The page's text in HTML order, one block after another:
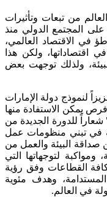
من تبعات وتأثيرات
على المجتمع الدولي منذ
في الاقتصاد العالمي،
اقتصاداتها، ولكن هذا
ولذلك توجهت بعض
لنموذج دولة الإمارات
يمكن الاستفادة منها
شعاراً للدورة الجديدة من
في تبني منظومات عمل
البيئة والعمل من
ومواكبة لتوجهاتها التي
القطاعات وفق رؤية
المستدامة، وهدف مئوية